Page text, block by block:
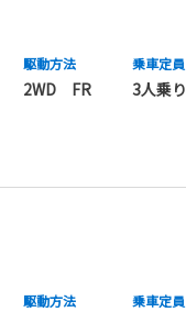
駆動方法
2WD FR
乗車定員
3人乗り
駆動方法 乗車定員